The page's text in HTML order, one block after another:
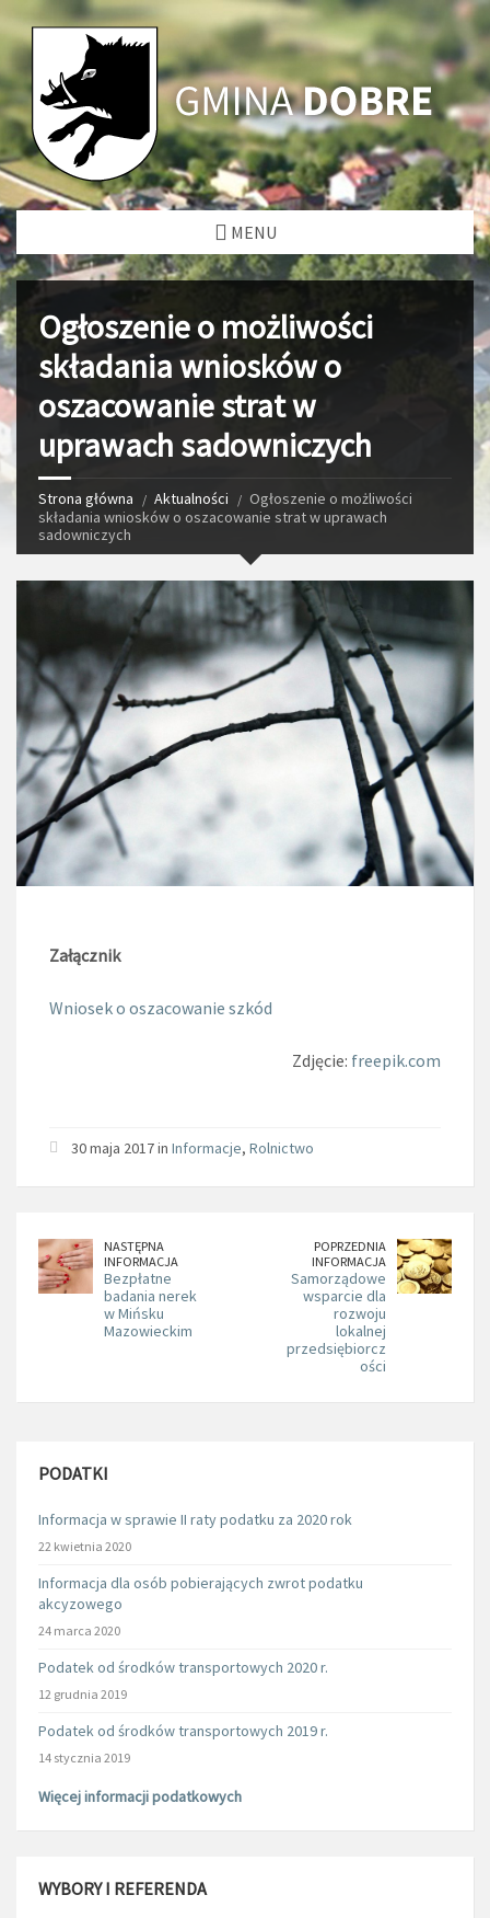
MENU
Ogłoszenie o możliwości
składania wniosków o
oszacowanie strat w
uprawach sadowniczych
Strona główna Aktualności
Ogłoszenie o możliwości
składania wniosków o oszacowanie strat w uprawach
sadowniczych
Załącznik
Wniosek o oszacowanie szkód
Zdjęcie: freepik.com
30 maja 2017 in Informacje, Rolnictwo
NASTĘPNA
INFORMACJA
Bezpłatne
badania nerek
w Mińsku
Mazowieckim
POPRZEDNIA
INFORMACJA
Samorządowe
wsparcie dla
rozwoju
lokalnej
przedsiębiorcz
ości
PODATKI
Informacja w sprawie II raty podatku za 2020 rok
22 kwietnia 2020
Informacja dla osób pobierających zwrot podatku
akcyzowego
24 marca 2020
Podatek od środków transportowych 2020 r.
12 grudnia 2019
Podatek od środków transportowych 2019 r.
14 stycznia 2019
Więcej informacji podatkowych
WYBORY I REFERENDA